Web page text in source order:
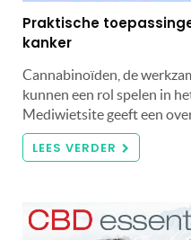
Praktische
kanker
Cannabinoïden, de
kunnen een rol spelen in
Mediwietsite geeft een
LEES VERDER